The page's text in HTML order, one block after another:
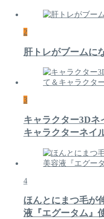
2
肝トレがブームに
3
キャラクター3Dネ
キャラクターネイ
4
ほんとにまつ毛が
液『エグータム』